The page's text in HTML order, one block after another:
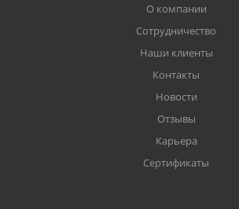
О компании
Сотрудничество
Наши клиенты
Контакты
Новости
Отзывы
Карьера
Сертификаты